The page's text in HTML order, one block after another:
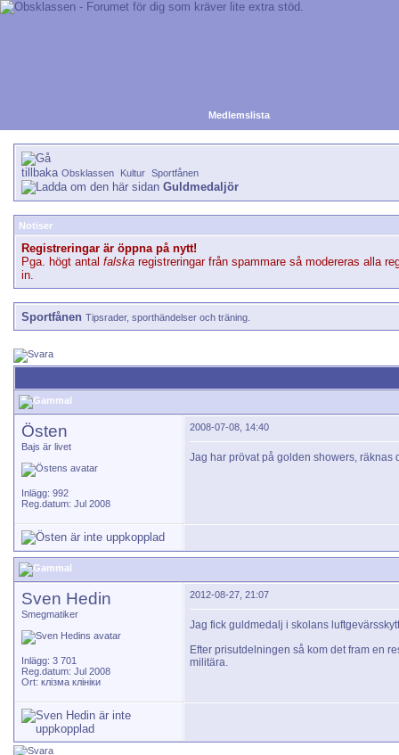
Medlemslista
Obsklassen Kultur Sportfånen
Guldmedaljör
Notiser
Registreringar är öppna på nytt!
Pga. högt antal falska registreringar från spammare så modereras alla
in.
Sportfånen Tipsrader, sporthändelser och träning.
Östen
Bajs är livet
Inlägg: 992
Reg.datum: Jul 2008
2008-07-08, 14:40
Jag har prövat på golden showers, räknas
Sven Hedin
Smegmatiker
Inlägg: 3 701
Reg.datum: Jul 2008
Ort: клізма клініки
2012-08-27, 21:07
Jag fick guldmedalj i skolans
Efter prisutdelningen så kom det fram en
militära.